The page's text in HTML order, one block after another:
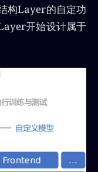
构Layer的自定功
开始设计属于